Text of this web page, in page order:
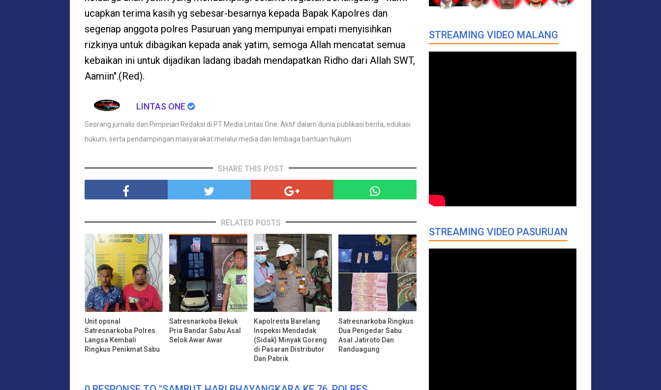
ucapkan terima kasih yg sebesar-besarnya kepada Bapak Kapolres dan
segenap anggota polres Pasuruan yang mempunyai empati menyisihkan
rizkinya untuk dibagikan kepada anak yatim, semoga Allah mencatat semua
kebaikan ini untuk dijadikan ladang ibadah mendapatkan Ridho dari Allah SWT,
Aamiin".(Red).
LINTAS ONE
Seorang jurnalis dan Pimpinan Redaksi di PT Media Lintas One. Aktif dalam dunia publikasi berita, edukasi
hukum, serta pendampingan masyarakat melalui media dan lembaga bantuan hukum.
SHARE THIS POST
RELATED POSTS
Unit opsnal
Satresnarkoba Polres
Langsa Kembali
Ringkus Penikmat Sabu
Satresnarkoba Bekuk
Pria Bandar Sabu Asal
Selok Awar Awar
Kapolresta Barelang
Inspeksi Mendadak
(Sidak) Minyak Goreng
di Pasaran Distributor
Dan Pabrik
Satresnarkoba Ringkus
Dua Pengedar Sabu
Asal Jatiroto Dan
Randuagung
STREAMING VIDEO MALANG
STREAMING VIDEO PASURUAN